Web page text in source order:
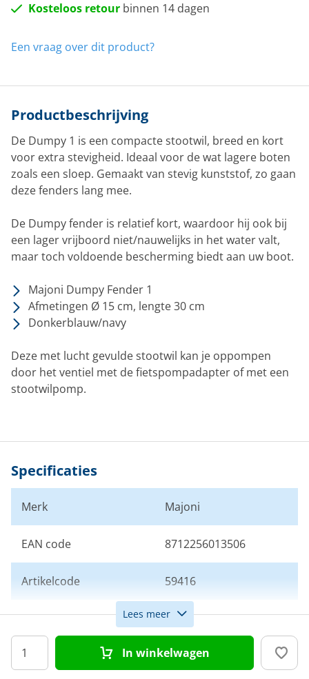
Kosteloos retour binnen 14 dagen
Een vraag over dit product?
Productbeschrijving
De Dumpy 1 is een compacte stootwil, breed en kort
voor extra stevigheid. Ideaal voor de wat lagere boten
zoals een sloep. Gemaakt van stevig kunststof, zo gaan
deze fenders lang mee.
De Dumpy fender is relatief kort, waardoor hij ook bij
een lager vrijboord niet/nauwelijks in het water valt,
maar toch voldoende bescherming biedt aan uw boot.
Majoni Dumpy Fender 1
Afmetingen Ø 15 cm, lengte 30 cm
Donkerblauw/navy
Deze met lucht gevulde stootwil kan je oppompen
door het ventiel met de fietspompadapter of met een
stootwilpomp.
Specificaties
Merk Majoni
EAN code 8712256013506
Artikelcode 59416
Kleur Navy
Afmeting 15 x 30 cm
Lees meer
In winkelwagen